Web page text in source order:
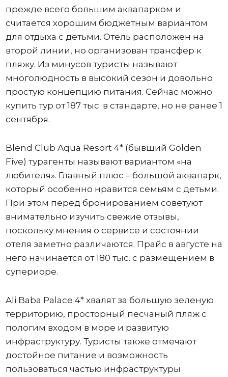
прежде всего большим аквапарком и
считается хорошим бюджетным вариантом
для отдыха с детьми. Отель расположен на
второй линии, но организован трансфер к
пляжу. Из минусов туристы называют
многолюдность в высокий сезон и довольно
простую концепцию питания. Сейчас можно
купить тур от 187 тыс. в стандарте, но не ранее 1
сентября.
Blend Club Aqua Resort 4* (бывший Golden
Five) турагенты называют вариантом «на
любителя». Главный плюс – большой аквапарк,
который особенно нравится семьям с детьми.
При этом перед бронированием советуют
внимательно изучить свежие отзывы,
поскольку мнения о сервисе и состоянии
отеля заметно различаются. Прайс в августе на
него начинается от 180 тыс. с размещением в
супериоре.
Ali Baba Palace 4* хвалят за большую зеленую
территорию, просторный песчаный пляж с
пологим входом в море и развитую
инфраструктуру. Туристы также отмечают
достойное питание и возможность
пользоваться частью инфраструктуры